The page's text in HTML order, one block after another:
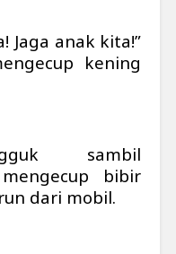
Jaga anak kita!”
kening
sambil
bibir
dari mobil.